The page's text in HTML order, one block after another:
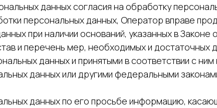
данных согласия на обработку
персональных данных, Оператор вправе
при наличии оснований, указанных в Законе
и перечень мер, необходимых и достаточных
данных и принятыми в соответствии с
данных или другими федеральными
данных по его просьбе информацию,